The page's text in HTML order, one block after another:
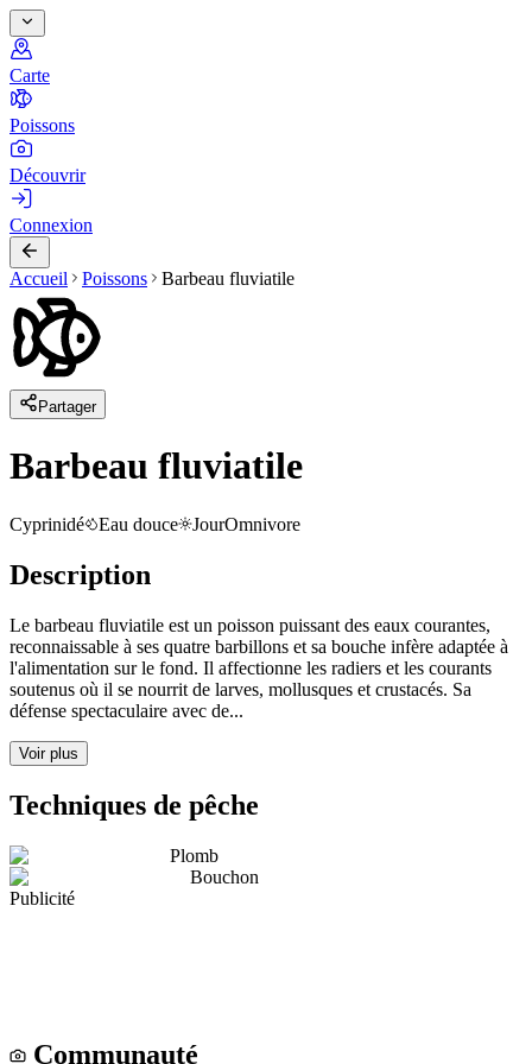
Carte
Poissons
Découvrir
Connexion
Accueil Poissons Barbeau fluviatile
Partager
Barbeau fluviatile
Cyprinidé Eau douce JourOmnivore
Description
Le barbeau fluviatile est un poisson puissant des eaux courantes,
reconnaissable à ses quatre barbillons et sa bouche infère adaptée à
l'alimentation sur le fond. Il affectionne les radiers et les courants
soutenus où il se nourrit de larves, mollusques et crustacés. Sa
défense spectaculaire avec de...
Voir plus
Techniques de pêche
Plomb
Bouchon
Publicité
Communauté